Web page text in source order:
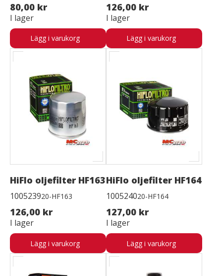
80,00 kr
I lager
Lägg i varukorg
126,00 kr
I lager
Lägg i varukorg
HiFlo oljefilter HF163
100523920-HF163
126,00 kr
I lager
Lägg i varukorg
HiFlo oljefilter HF164
100524020-HF164
127,00 kr
I lager
Lägg i varukorg